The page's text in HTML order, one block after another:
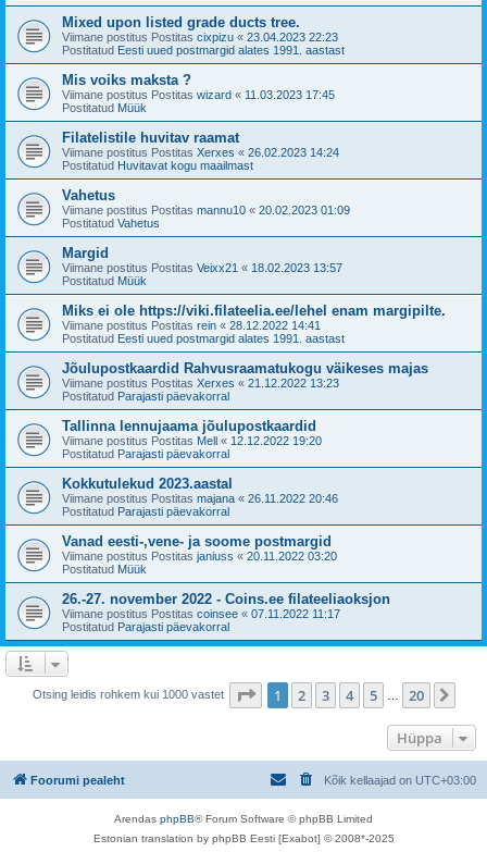
Mixed upon listed grade ducts tree.
Viimane postitus Postitas cixpizu « 23.04.2023 22:23
Postitatud Eesti uued postmargid alates 1991. aastast
Mis voiks maksta ?
Viimane postitus Postitas wizard « 11.03.2023 17:45
Postitatud Müük
Filatelistile huvitav raamat
Viimane postitus Postitas Xerxes « 26.02.2023 14:24
Postitatud Huvitavat kogu maailmast
Vahetus
Viimane postitus Postitas mannu10 « 20.02.2023 01:09
Postitatud Vahetus
Margid
Viimane postitus Postitas Veixx21 « 18.02.2023 13:57
Postitatud Müük
Miks ei ole https://viki.filateelia.ee/lehel enam margipilte.
Viimane postitus Postitas rein « 28.12.2022 14:41
Postitatud Eesti uued postmargid alates 1991. aastast
Jõulupostkaardid Rahvusraamatukogu väikeses majas
Viimane postitus Postitas Xerxes « 21.12.2022 13:23
Postitatud Parajasti päevakorral
Tallinna lennujaama jõulupostkaardid
Viimane postitus Postitas Mell « 12.12.2022 19:20
Postitatud Parajasti päevakorral
Kokkutulekud 2023.aastal
Viimane postitus Postitas majana « 26.11.2022 20:46
Postitatud Parajasti päevakorral
Vanad eesti-,vene- ja soome postmargid
Viimane postitus Postitas janiuss « 20.11.2022 03:20
Postitatud Müük
26.-27. november 2022 - Coins.ee filateeliaoksjon
Viimane postitus Postitas coinsee « 07.11.2022 11:17
Postitatud Parajasti päevakorral
Otsing leidis rohkem kui 1000 vastet 1 . leht20 -st
1 2 3 4 5 20
Hüppa
Foorumi pealeht Kõik kellaajad on UTC+03:00
Arendas phpBB® Forum Software © phpBB Limited
Estonian translation by phpBB Eesti [Exabot] © 2008*-2025